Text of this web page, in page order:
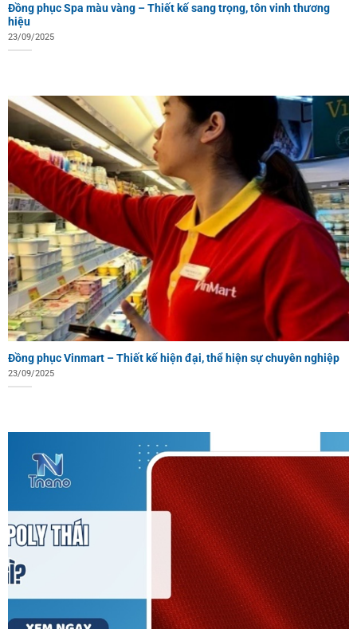
Đồng phục Spa màu vàng – Thiết kế sang trọng, tôn vinh thương
hiệu
23/09/2025
Đồng phục Vinmart – Thiết kế hiện đại, thể hiện sự chuyên nghiệp
23/09/2025